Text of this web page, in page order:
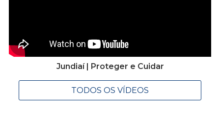
Jundiaí | Proteger e Cuidar
TODOS OS VÍDEOS